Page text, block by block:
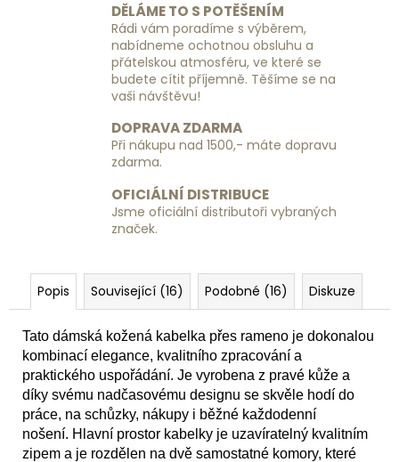
DĚLÁME TO S POTĚŠENÍM
Rádi vám poradíme s výběrem,
nabídneme ochotnou obsluhu a
přátelskou atmosféru, ve které se
budete cítit příjemně. Těšíme se na
vaši návštěvu!
DOPRAVA ZDARMA
Při nákupu nad 1500,- máte dopravu
zdarma.
OFICIÁLNÍ DISTRIBUCE
Jsme oficiální distributoři vybraných
značek.
Popis Související (16) Podobné (16) Diskuze
Tato dámská kožená kabelka přes rameno je dokonalou
kombinací elegance, kvalitního zpracování a
praktického uspořádání. Je vyrobena z pravé kůže a
díky svému nadčasovému designu se skvěle hodí do
práce, na schůzky, nákupy i běžné každodenní
nošení. Hlavní prostor kabelky je uzavíratelný kvalitním
zipem a je rozdělen na dvě samostatné komory, které